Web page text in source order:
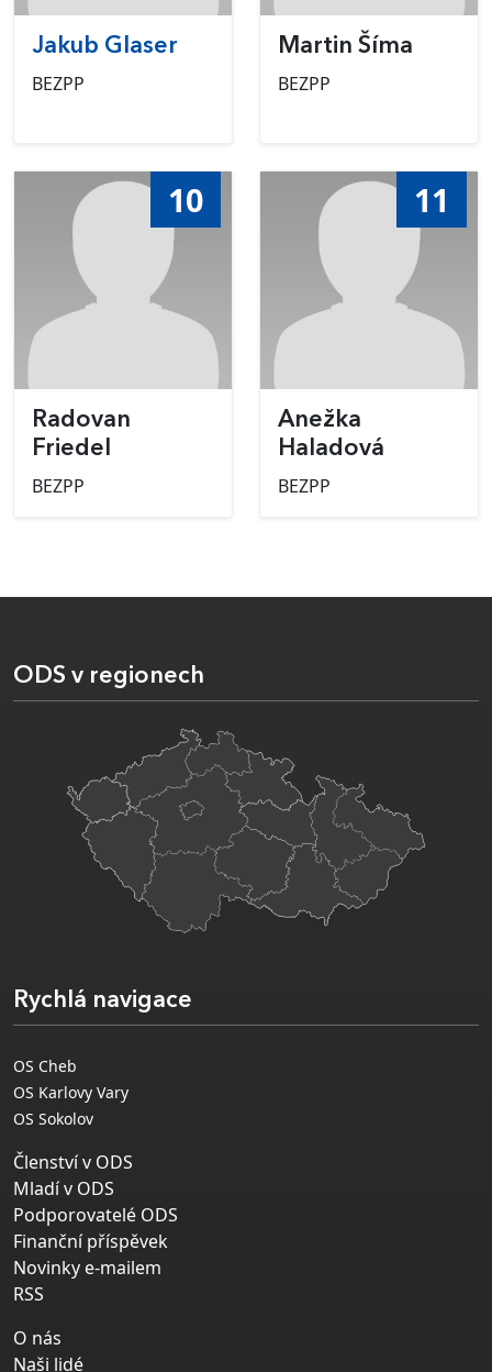
Jakub Glaser
BEZPP
Martin Šíma
BEZPP
10
Radovan
Friedel
BEZPP
11
Anežka
Haladová
BEZPP
ODS v regionech
Rychlá navigace
OS Cheb
OS Karlovy Vary
OS Sokolov
Členství v ODS
Mladí v ODS
Podporovatelé ODS
Finanční příspěvek
Novinky e-mailem
RSS
O nás
Naši lidé